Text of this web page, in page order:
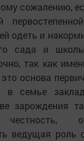
сожалению,
одеть и
сада и
так как
основа
в семье
зарождения
ведущая роль